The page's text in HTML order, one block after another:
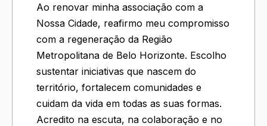
Ao renovar minha associação com a
Nossa Cidade, reafirmo meu compromisso
com a regeneração da Região
Metropolitana de Belo Horizonte. Escolho
sustentar iniciativas que nascem do
território, fortalecem comunidades e
cuidam da vida em todas as suas formas.
Acredito na escuta, na colaboração e no